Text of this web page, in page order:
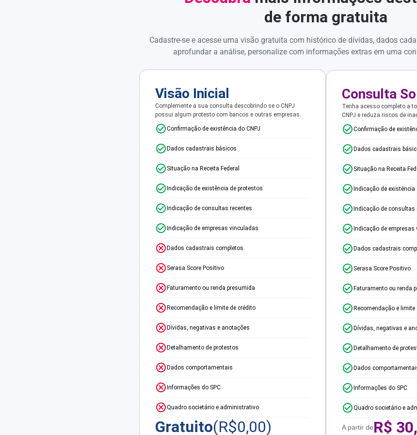
de forma gratuita
Cadastre-se e acesse uma visão gratuita com histórico de dívidas, dados
aprofundar a análise, personalize com informações extras em uma
Visão Inicial
Complemente a sua consulta descobrindo se o CNPJ
possui algum protesto com bancos e outras empresas.
Confirmação de existência do CNPJ
Dados cadastrais básicos
Situação na Receita Federal
Indicação de existência de protestos
Indicação de consultas recentes
Indicação de empresas vinculadas
Dados cadastrais completos
Serasa Score Positivo
Faturamento ou renda presumida
Recomendação e limite de crédito
Dívidas, negativas e anotações
Detalhamento de protestos
Dados comportamentais
Informações do SPC
Quadro societário e administrativo
Gratuito(R$0,00)
Consulta
Tenha acesso completo a
CNPJ e reduza riscos de
Confirmação de
Dados cadastrais
Situação na Receita
Indicação de existência
Indicação de consultas
Indicação de empresas
Dados cadastrais
Serasa Score Positivo
Faturamento ou renda
Recomendação e limite
Dívidas, negativas e
Detalhamento de
Dados
Informações do SPC
Quadro societário e
A partir deR$